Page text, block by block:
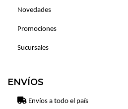
Novedades
Promociones
Sucursales
ENVÍOS
Envíos a todo el país